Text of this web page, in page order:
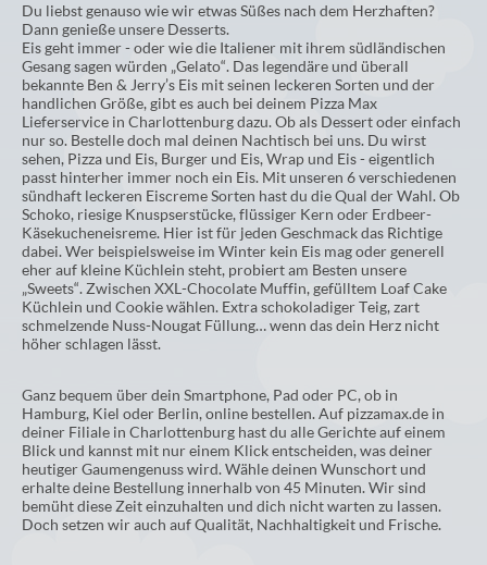
Du liebst genauso wie wir etwas Süßes nach dem Herzhaften?
Dann genieße unsere Desserts.
Eis geht immer - oder wie die Italiener mit ihrem südländischen
Gesang sagen würden „Gelato“. Das legendäre und überall
bekannte Ben & Jerry’s Eis mit seinen leckeren Sorten und der
handlichen Größe, gibt es auch bei deinem Pizza Max
Lieferservice in Charlottenburg dazu. Ob als Dessert oder einfach
nur so. Bestelle doch mal deinen Nachtisch bei uns. Du wirst
sehen, Pizza und Eis, Burger und Eis, Wrap und Eis - eigentlich
passt hinterher immer noch ein Eis. Mit unseren 6 verschiedenen
sündhaft leckeren Eiscreme Sorten hast du die Qual der Wahl. Ob
Schoko, riesige Knuspserstücke, flüssiger Kern oder Erdbeer-
Käsekucheneisreme. Hier ist für jeden Geschmack das Richtige
dabei. Wer beispielsweise im Winter kein Eis mag oder generell
eher auf kleine Küchlein steht, probiert am Besten unsere
„Sweets“. Zwischen XXL-Chocolate Muffin, gefülltem Loaf Cake
Küchlein und Cookie wählen. Extra schokoladiger Teig, zart
schmelzende Nuss-Nougat Füllung… wenn das dein Herz nicht
höher schlagen lässt.
Ganz bequem über dein Smartphone, Pad oder PC, ob in
Hamburg, Kiel oder Berlin, online bestellen. Auf pizzamax.de in
deiner Filiale in Charlottenburg hast du alle Gerichte auf einem
Blick und kannst mit nur einem Klick entscheiden, was deiner
heutiger Gaumengenuss wird. Wähle deinen Wunschort und
erhalte deine Bestellung innerhalb von 45 Minuten. Wir sind
bemüht diese Zeit einzuhalten und dich nicht warten zu lassen.
Doch setzen wir auch auf Qualität, Nachhaltigkeit und Frische.